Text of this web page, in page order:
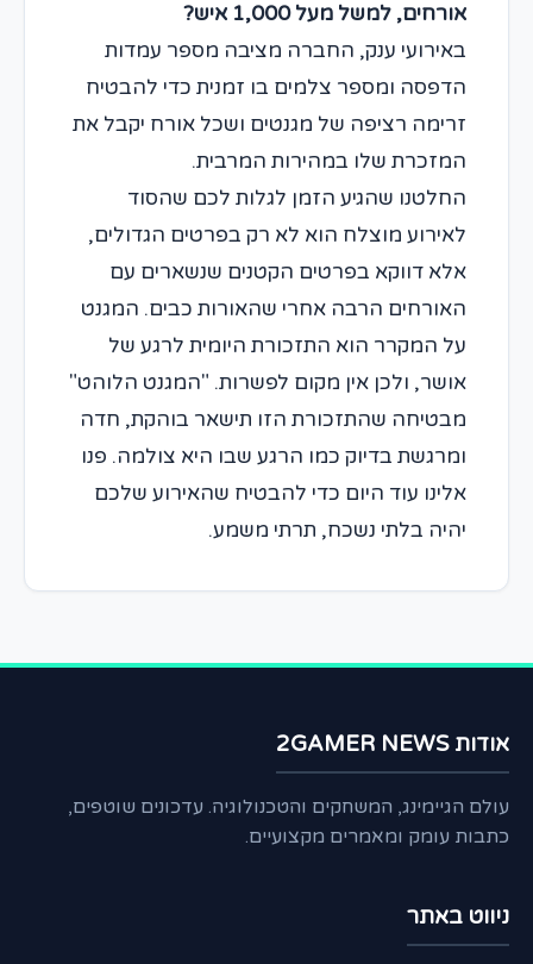
אורחים, למשל מעל 1,000 איש?
באירועי ענק, החברה מציבה מספר עמדות
הדפסה ומספר צלמים בו זמנית כדי להבטיח
זרימה רציפה של מגנטים ושכל אורח יקבל את
המזכרת שלו במהירות המרבית.
החלטנו שהגיע הזמן לגלות לכם שהסוד
לאירוע מוצלח הוא לא רק בפרטים הגדולים,
אלא דווקא בפרטים הקטנים שנשארים עם
האורחים הרבה אחרי שהאורות כבים. המגנט
על המקרר הוא התזכורת היומית לרגע של
אושר, ולכן אין מקום לפשרות. "המגנט הלוהט"
מבטיחה שהתזכורת הזו תישאר בוהקת, חדה
ומרגשת בדיוק כמו הרגע שבו היא צולמה. פנו
אלינו עוד היום כדי להבטיח שהאירוע שלכם
יהיה בלתי נשכח, תרתי משמע.
אודות 2GAMER NEWS
עולם הגיימינג, המשחקים והטכנולוגיה. עדכונים שוטפים,
כתבות עומק ומאמרים מקצועיים.
ניווט באתר